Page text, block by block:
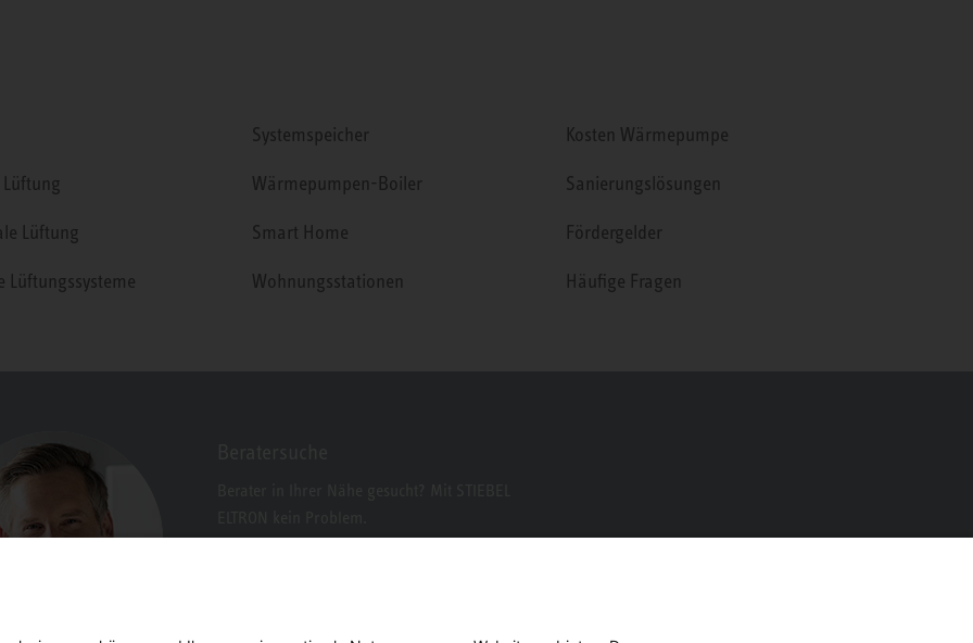
Lüftung
Lüftungssysteme
Systemspeicher
Wärmepumpen-Boiler
Smart Home
Wohnungsstationen
Kosten Wärmepumpe
Sanierungslösungen
Fördergelder
Häufige Fragen